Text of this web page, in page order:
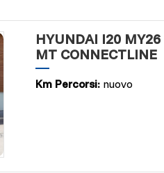
HYUNDAI I20 MY26
MT CONNECTLINE
Km Percorsi: nuovo